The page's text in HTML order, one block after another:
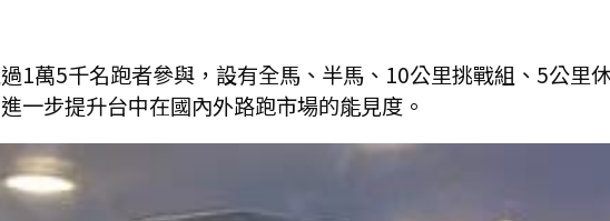
1萬5千名跑者參與，設有全馬、半馬、10公里挑戰組、5公里
一步提升台中在國內外路跑市場的能見度。